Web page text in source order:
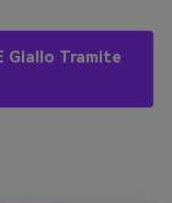
Giallo Tramite